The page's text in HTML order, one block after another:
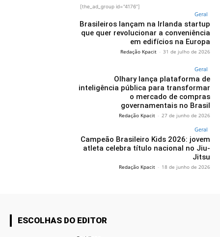
[the_ad_group id="4176"]
Geral
Brasileiros lançam na Irlanda startup
que quer revolucionar a conveniência
em edifícios na Europa
Redação Kpacit - 31 de julho de 2026
Geral
Olhary lança plataforma de
inteligência pública para transformar
o mercado de compras
governamentais no Brasil
Redação Kpacit - 27 de junho de 2026
Geral
Campeão Brasileiro Kids 2026: jovem
atleta celebra título nacional no Jiu-
Jitsu
Redação Kpacit - 18 de junho de 2026
ESCOLHAS DO EDITOR